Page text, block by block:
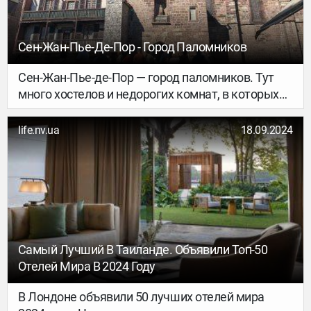
Сен-Жан-Пье-Де-Пор - Город Паломников
Сен-Жан-Пье-де-Пор — город паломников. Тут
много хостелов и недорогих комнат, в которых
они останавливаются на ночлег.
life.nv.ua 18.09.2024
Самый Лучший В Таиланде. Объявили Топ-50
Отелей Мира В 2024 Году
В Лондоне объявили 50 лучших отелей мира